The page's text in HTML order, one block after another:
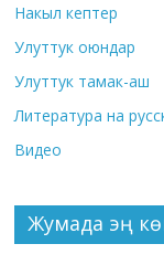
Накыл кептер
Улуттук оюндар
Улуттук тамак-аш
Литература на
Видео
Жумада эң